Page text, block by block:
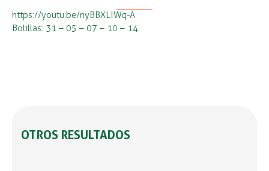
https://youtu.be/nyBBXLIWq-A
Bolillas: 31 – 05 – 07 – 10 – 14
OTROS RESULTADOS